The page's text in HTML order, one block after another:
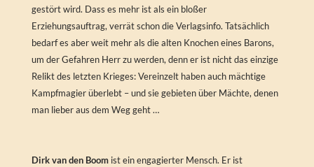
gestört wird. Dass es mehr ist als ein bloßer
Erziehungsauftrag, verrät schon die Verlagsinfo. Tatsächlich
bedarf es aber weit mehr als die alten Knochen eines Barons,
um der Gefahren Herr zu werden, denn er ist nicht das einzige
Relikt des letzten Krieges: Vereinzelt haben auch mächtige
Kampfmagier überlebt – und sie gebieten über Mächte, denen
man lieber aus dem Weg geht …
Dirk van den Boomist ein engagierter Mensch. Er ist